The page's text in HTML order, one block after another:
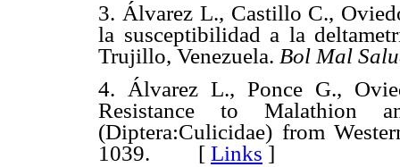
3. Álvarez L., Castillo C.,
la susceptibilidad a la
Trujillo, Venezuela. Bol Mal
4. Álvarez L., Ponce G.,
Resistance to Malathion
(Diptera:Culicidae) from
1039. [ Links ]